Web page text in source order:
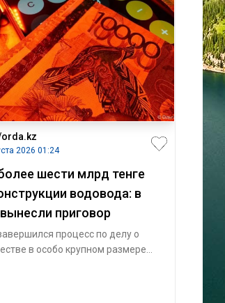
orda.kz
2026 01:24
шести млрд тенге
водовода: в
приговор
процесс по делу о
в особо крупном размере